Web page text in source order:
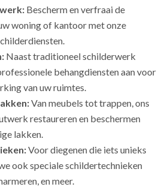
Bescherm en verfraai de
woning of kantoor met onze
Naast traditioneel schilderwerk
behangdiensten aan voor
van uw ruimtes.
Van meubels tot trappen, ons
restaureren en beschermen
lakken.
Voor diegenen die iets unieks
ook speciale schildertechnieken
en meer.